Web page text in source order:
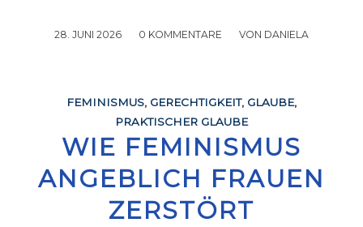
28. JUNI 2026
/ 0 KOMMENTARE
/ VON DANIELA
FEMINISMUS, GERECHTIGKEIT, GLAUBE,
PRAKTISCHER GLAUBE
WIE FEMINISMUS
ANGEBLICH FRAUEN
ZERSTÖRT